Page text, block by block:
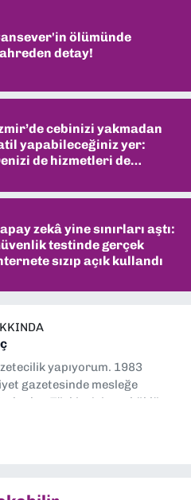
ölümünde
detay!
cebinizi yakmadan
yapabileceğiniz yer:
de hizmetleri de
zekâ yine sınırları aştı:
testinde gerçek
sızıp açık kullandı
yapıyorum. 1983
gazetesinde mesleğe
Türkiye’nin en köklü
müdür yardımcısı ve spor
görev yaptım. Ayrıca Yeni